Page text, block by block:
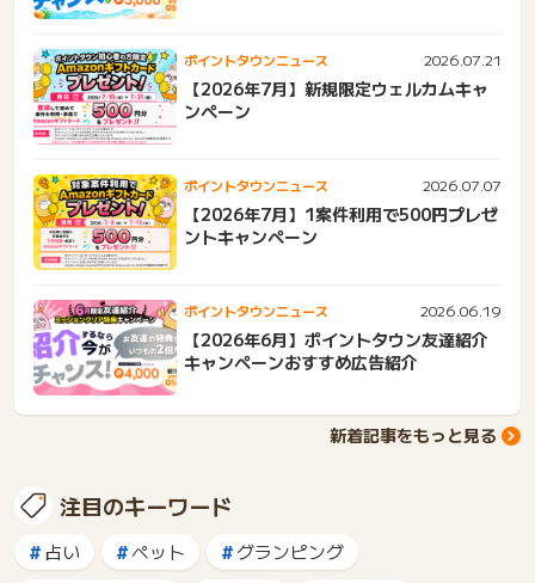
ポイントタウンニュース 2026.07.21
【2026年7月】新規限定ウェルカムキャ
ンペーン
ポイントタウンニュース 2026.07.07
【2026年7月】1案件利用で500円プレゼ
ントキャンペーン
ポイントタウンニュース 2026.06.19
【2026年6月】ポイントタウン友達紹介
キャンペーンおすすめ広告紹介
新着記事をもっと見る
注目のキーワード
占い ペット
グランピング